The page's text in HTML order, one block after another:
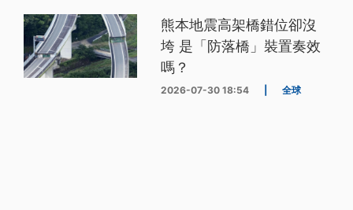
熊本地震高架橋錯位卻沒
垮 是「防落橋」裝置奏效
嗎？
2026-07-30 18:54 全球